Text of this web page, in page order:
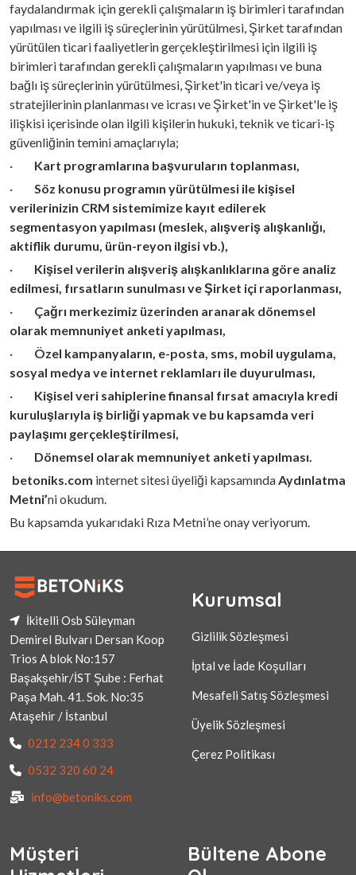
faydalandırmak için gerekli çalışmaların iş birimleri tarafından
yapılması ve ilgili iş süreçlerinin yürütülmesi, Şirket tarafından
yürütülen ticari faaliyetlerin gerçekleştirilmesi için ilgili iş
birimleri tarafından gerekli çalışmaların yapılması ve buna
bağlı iş süreçlerinin yürütülmesi, Şirket'in ticari ve/veya iş
stratejilerinin planlanması ve icrası ve Şirket'in ve Şirket'le iş
ilişkisi içerisinde olan ilgili kişilerin hukuki, teknik ve ticari-iş
güvenliğinin temini amaçlarıyla;
· Kart programlarına başvuruların toplanması,
· Söz konusu programın yürütülmesi ile kişisel
verilerinizin CRM sistemimize kayıt edilerek
segmentasyon yapılması (meslek, alışveriş alışkanlığı,
aktiflik durumu, ürün-reyon ilgisi vb.),
· Kişisel verilerin alışveriş alışkanlıklarına göre analiz
edilmesi, fırsatların sunulması ve Şirket içi raporlanması,
· Çağrı merkezimiz üzerinden aranarak dönemsel
olarak memnuniyet anketi yapılması,
· Özel kampanyaların, e-posta, sms, mobil uygulama,
sosyal medya ve internet reklamları ile duyurulması,
· Kişisel veri sahiplerine finansal fırsat amacıyla kredi
kuruluşlarıyla iş birliği yapmak ve bu kapsamda veri
paylaşımı gerçekleştirilmesi,
· Dönemsel olarak memnuniyet anketi yapılması.
betoniks.com internet sitesi üyeliği kapsamındaAydınlatma
Metni’ni okudum.
Bu kapsamda yukarıdaki Rıza Metni’ne onay veriyorum.
İkitelli Osb Süleyman
Demirel Bulvarı Dersan Koop
Trios A blok No:157
Başakşehir/İST Şube : Ferhat
Paşa Mah. 41. Sok. No:35
Ataşehir / İstanbul
0212 234 0 333
0532 320 60 24
info@betoniks.com
Kurumsal
Gizlilik Sözleşmesi
İptal ve İade Koşulları
Mesafeli Satış Sözleşmesi
Üyelik Sözleşmesi
Çerez Politikası
Müşteri
Bültene Abone